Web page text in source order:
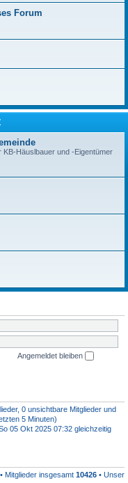
Forum
KB-Häuslbauer und -Eigentümer
Angemeldet bleiben
0 unsichtbare Mitglieder und
5 Minuten)
05 Okt 2025 07:32 gleichzeitig
• Mitglieder insgesamt 10426 • Unser